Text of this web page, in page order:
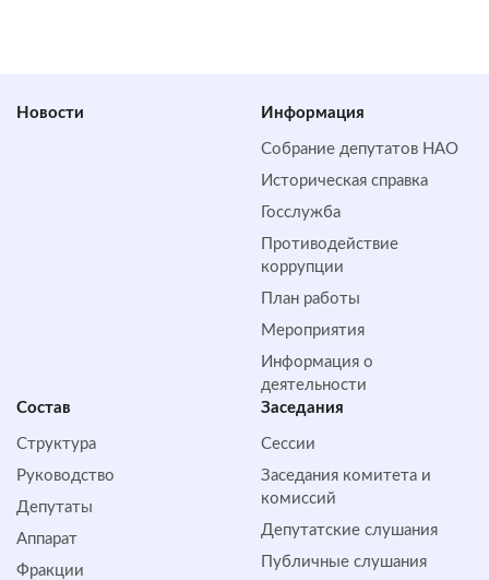
Новости Информация
Собрание депутатов НАО
Историческая справка
Госслужба
Противодействие
коррупции
План работы
Мероприятия
Информация о
деятельности
Состав
Структура
Руководство
Депутаты
Аппарат
Фракции
Заседания
Сессии
Заседания комитета и
комиссий
Депутатские слушания
Публичные слушания